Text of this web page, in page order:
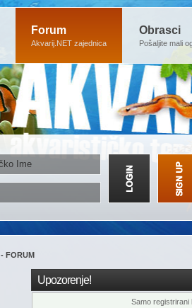
Forum
Akvarij.NET zajednica
Obrasci
Pošaljite mali
FORUM
Upozorenje!
Samo registrirani